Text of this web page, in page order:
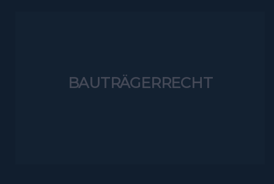
BAUTRÄGERRECHT